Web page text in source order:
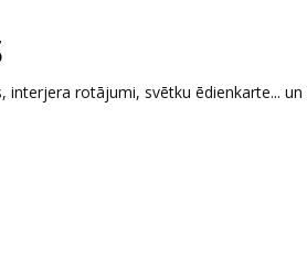
rotājumi, svētku ēdienkarte... un